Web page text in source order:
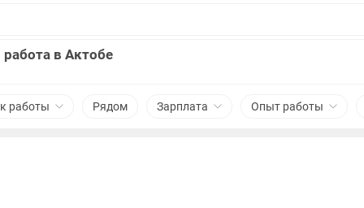
в Актобе
работы Рядом Зарплата Опыт работы